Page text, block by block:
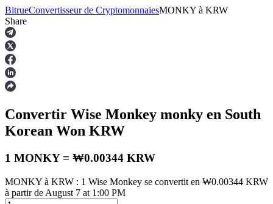
Contrats à terme
Futures USDT
BitrueConvertisseur de CryptomonnaiesMONKY à KRW
Share
Convertir Wise Monkey monky en South
Korean Won KRW
1 MONKY = ₩0.00344 KRW
MONKY à KRW : 1 Wise Monkey se convertit en ₩0.00344 KRW
à partir de August 7 at 1:00 PM